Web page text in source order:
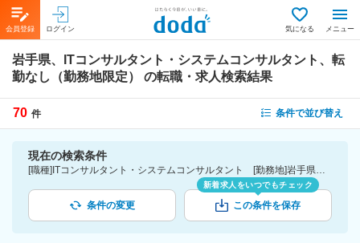
会員登録 ログイン 気になる メニュー
岩手県、ITコンサルタント・システムコンサルタント、転
勤なし（勤務地限定）
の転職・求人検索結果
70 件 条件で並び替え
現在の検索条件
[職種]ITコンサルタント・システムコンサルタント [勤務地]岩手県 [こだわり条件ピックアップ]転勤なし（勤務地限定） [詳細条件](募集・採用情報)転勤なし（勤務地限定）
条件の変更
新着求人をいつでもチェック
この条件を保存